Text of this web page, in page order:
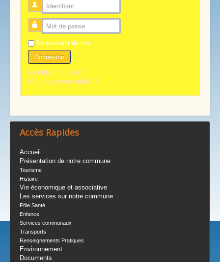
Identifiant
Mot de passe
Se souvenir de moi
Connexion
Identifiant oublié ?
Mot de passe oublié ?
Accès Rapides
Accueil
Présentation de notre commune
Tourisme
Histoire
Vie économique et associative
Les services sur notre commune
Pôle Santé
Enfance
Services communaux
Transports
Renseignements Pratiques
Environnement
Documents